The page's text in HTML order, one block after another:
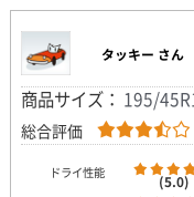
タッキー さん
商品サイズ： 195/
総合評価
ドライ性能 (5.0)